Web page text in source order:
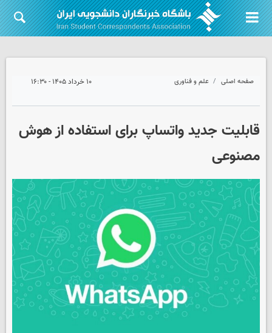
صفحه اصلی علم و فناوری ۱۰ خرداد ۱۴۰۵ - ۱۶:۳۰
قابلیت جدید واتساپ برای استفاده از هوش
مصنوعی